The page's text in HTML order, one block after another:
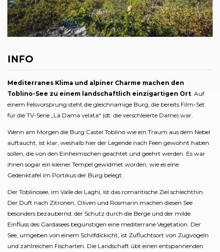
INFO
Mediterranes Klima und alpiner Charme machen den
Toblino-See zu einem landschaftlich einzigartigen Ort . Auf
einem Felsvorsprung steht die gleichnamige Burg, die bereits Film-Set
für die TV-Serie „La Dama velata“ (dt. die verschleierte Dame) war.
Wenn am Morgen die Burg Castel Toblino wie ein Traum aus dem Nebel
auftaucht, ist klar, weshalb hier der Legende nach Feen gewohnt haben
sollen, die von den Einheimischen geachtet und geehrt werden. Es war
ihnen sogar ein kleiner Tempel gewidmet worden, wie es eine
Gedenktafel im Portikus der Burg belegt.
Der Toblinosee, im Valle dei Laghi, ist das romantische Ziel schlechthin.
Der Duft nach Zitronen, Oliven und Rosmarin machen diesen See
besonders bezaubernd: der Schutz durch die Berge und der milde
Einfluss des Gardasees begünstigen eine mediterrane Vegetation. Der
See, umgeben von einem Schilfdickicht, ist Zufluchtsort von Zugvögeln
und zahlreichen Fischarten. Die Landschaft übt einen entspannenden